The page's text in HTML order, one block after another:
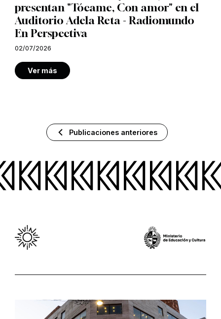
presentan "Tócame, Con amor" en el
Auditorio Adela Reta - Radiomundo
En Perspectiva
02/07/2026
Ver más
Publicaciones anteriores